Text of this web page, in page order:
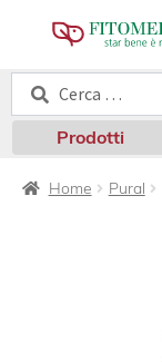
Cerca:
Cerca
Prodotti
Home Pural